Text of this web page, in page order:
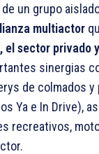
un grupo
multiactor
el sector privado
sinergias
de colmados
Ya e In Drive),
recreativos,